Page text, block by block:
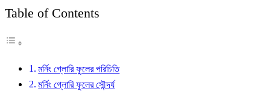
Table of Contents
মর্নিং গ্লোরি ফুলের পরিচিতি
মর্নিং গ্লোরি ফুলের সৌন্দর্য